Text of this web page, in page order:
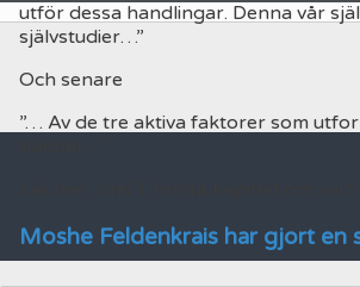
utför dessa handlingar. Denna vår
självstudier…”
Och senare
”… Av de tre aktiva faktorer som
Moshe Feldenkrais har gjort en